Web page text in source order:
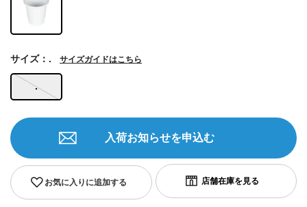
.
サイズ：. サイズガイドはこちら
お気に入りに追加する
入荷お知らせを申込む